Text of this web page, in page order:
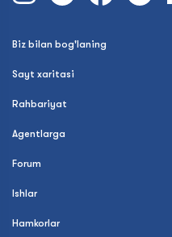
Biz bilan bog'laning
Sayt xaritasi
Rahbariyat
Agentlarga
Forum
Ishlar
Hamkorlar